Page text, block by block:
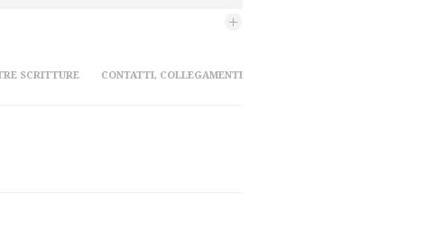
SCRITTURE CONTATTI, COLLEGAMENTI